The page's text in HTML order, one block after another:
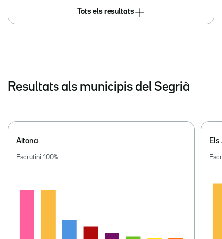
Tots els resultats
Resultats als municipis del Segrià
Aitona
Escrutini 100%
Els